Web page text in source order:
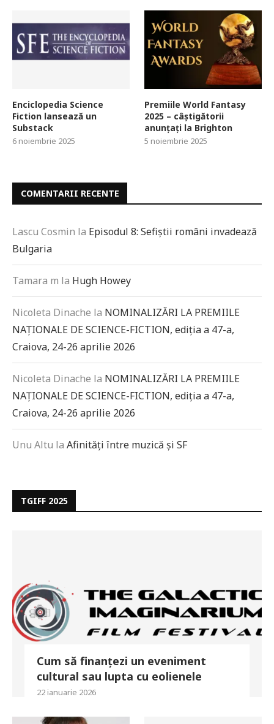
Enciclopedia Science
Fiction lansează un
Substack
6 noiembrie 2025
Premiile World Fantasy
2025 – câștigătorii
anunțați la Brighton
5 noiembrie 2025
COMENTARII RECENTE
Lascu Cosmin la Episodul 8: Sefiștii români invadează
Bulgaria
Tamara m la Hugh Howey
Nicoleta Dinache la NOMINALIZĂRI LA PREMIILE
NAȚIONALE DE SCIENCE-FICTION, ediția a 47-a,
Craiova, 24-26 aprilie 2026
Nicoleta Dinache la NOMINALIZĂRI LA PREMIILE
NAȚIONALE DE SCIENCE-FICTION, ediția a 47-a,
Craiova, 24-26 aprilie 2026
Unu Altu la Afinități între muzică și SF
TGIFF 2025
Cum să finanțezi un eveniment
cultural sau lupta cu eolienele
22 ianuarie 2026